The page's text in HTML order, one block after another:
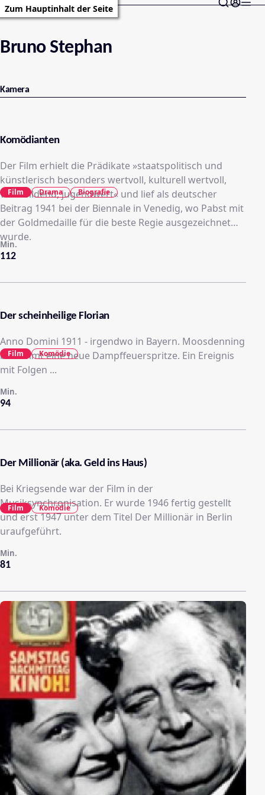
Zum Hauptinhalt der Seite
Bruno Stephan
Kamera
Komödianten
Der Film erhielt die Prädikate »staatspolitisch und
künstlerisch besonders wertvoll, kulturell wertvoll,
volksbildend, jugendwert« und lief als deutscher
Beitrag 1941 bei der Biennale in Venedig, wo Pabst mit
der Goldmedaille für die beste Regie ausgezeichnet
wurde.
112
Min.
Film Drama Biografie
Der scheinheilige Florian
Anno Domini 1911 - irgendwo in Bayern. Moosdenning
bekommt eine neue Dampffeuerspritze. Ein Ereignis
mit Folgen ...
94
Min.
Film Komödie
Der Millionär (aka. Geld ins Haus)
Bei Kriegsende war der Film in der
Musiksynchronisation. Er wurde 1946 fertig gestellt
und erst 1947 unter dem Titel Der Millionär in Berlin
uraufgeführt.
81
Min.
Film Komödie